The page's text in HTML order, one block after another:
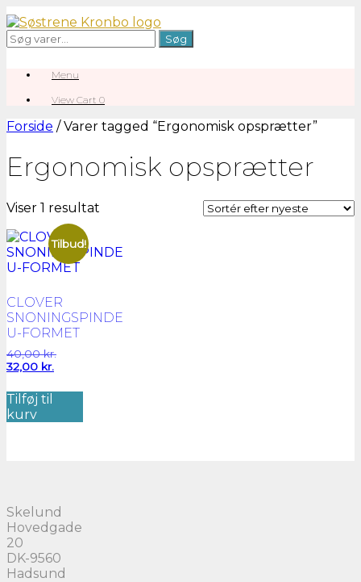
Gå
til
indhold
Søg
efter:
Søg
Menu
View
cart
View Cart 0
Forside / Varer tagged “Ergonomisk opsprætter”
Ergonomisk opsprætter
Viser 1 resultat
Tilbud!
CLOVER
SNONINGSPINDE
U-FORMET
40,00kr.Den
var:
32,00 kr.
pris
Tilføj til
kurv
Skelund
Hovedgade
20
DK-9560
Hadsund